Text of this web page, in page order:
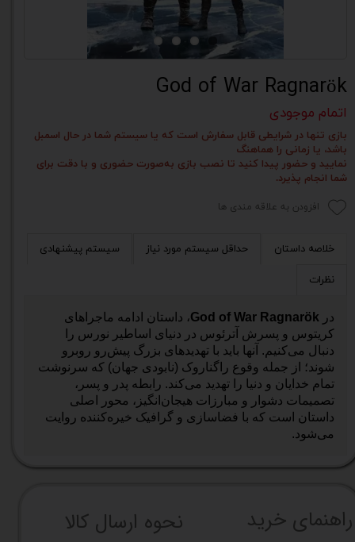
God of War Ragnarök
اتمام موجودی
بازی تنها در شرایطی قابل سفارش است که یا سیستم شما در حال اسمبل
باشد، یا زمانی را هماهنگ
نمایید و حضور پیدا کنید تا نصب بازی به‌صورت حضوری و با دقت برای
شما انجام پذیرد.
افزودن به علاقه مندی ها
خلاصه داستان حداقل سیستم مورد نیاز سیستم پیشنهادی
نظرات
در God of War Ragnarök، داستان ادامه ماجراهای
کریتوس و پسرش آترئوس در دنیای اساطیر نورس را
دنبال می‌کنیم. آنها باید با تهدیدهای بزرگ پیش‌رو روبرو
شوند؛ از جمله وقوع راگناروک (نابودی جهان) که سرنوشت
تمام خدایان و دنیا را تهدید می‌کند. رابطه پدر و پسر،
تصمیمات دشوار و مبارزات هیجان‌انگیز، محور اصلی
داستان است که با فضاسازی و گرافیک خیره‌کننده روایت
می‌شود.
راهنما​​​​​​​​​​​​​​ی خرید نحوه ارسال کالا